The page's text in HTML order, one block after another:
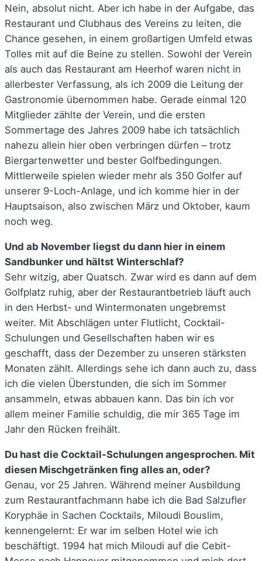
Nein, absolut nicht. Aber ich habe in der Aufgabe, das
Restaurant und Clubhaus des Vereins zu leiten, die
Chance gesehen, in einem großartigen Umfeld etwas
Tolles mit auf die Beine zu stellen. Sowohl der Verein
als auch das Restaurant am Heerhof waren nicht in
allerbester Verfassung, als ich 2009 die Leitung der
Gastronomie übernommen habe. Gerade einmal 120
Mitglieder zählte der Verein, und die ersten
Sommertage des Jahres 2009 habe ich tatsächlich
nahezu allein hier oben verbringen dürfen – trotz
Biergartenwetter und bester Golfbedingungen.
Mittlerweile spielen wieder mehr als 350 Golfer auf
unserer 9-Loch-Anlage, und ich komme hier in der
Hauptsaison, also zwischen März und Oktober, kaum
noch weg.
Und ab November liegst du dann hier in einem
Sandbunker und hältst Winterschlaf?
Sehr witzig, aber Quatsch. Zwar wird es dann auf dem
Golfplatz ruhig, aber der Restaurantbetrieb läuft auch
in den Herbst- und Wintermonaten ungebremst
weiter. Mit Abschlägen unter Flutlicht, Cocktail-
Schulungen und Gesellschaften haben wir es
geschafft, dass der Dezember zu unseren stärksten
Monaten zählt. Allerdings sehe ich dann auch zu, dass
ich die vielen Überstunden, die sich im Sommer
ansammeln, etwas abbauen kann. Das bin ich vor
allem meiner Familie schuldig, die mir 365 Tage im
Jahr den Rücken freihält.
Du hast die Cocktail-Schulungen angesprochen. Mit
diesen Mischgetränken fing alles an, oder?
Genau, vor 25 Jahren. Während meiner Ausbildung
zum Restaurantfachmann habe ich die Bad Salzufler
Koryphäe in Sachen Cocktails, Miloudi Bouslim,
kennengelernt: Er war im selben Hotel wie ich
beschäftigt. 1994 hat mich Miloudi auf die Cebit-